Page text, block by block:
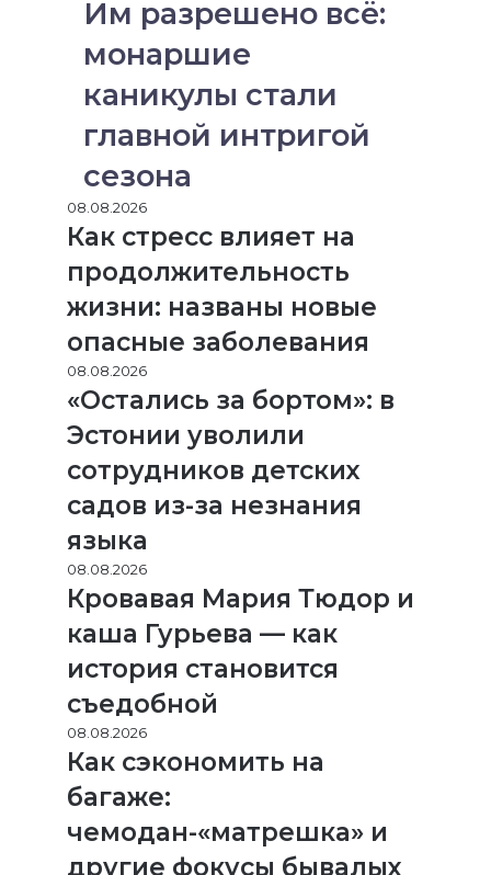
Им разрешено всё:
монаршие
каникулы стали
главной интригой
сезона
08.08.2026
Как стресс влияет на
продолжительность
жизни: названы новые
опасные заболевания
08.08.2026
«Остались за бортом»: в
Эстонии уволили
сотрудников детских
садов из-за незнания
языка
08.08.2026
Кровавая Мария Тюдор и
каша Гурьева — как
история становится
съедобной
08.08.2026
Как сэкономить на
багаже:
чемодан-«матрешка» и
другие фокусы бывалых